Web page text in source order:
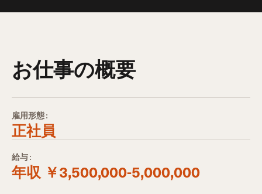
お仕事の概要
雇用形態:
正社員
給与:
年収 ￥3,500,000-5,000,000